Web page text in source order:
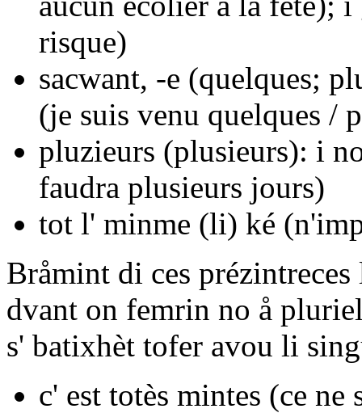
risque)
sacwant, -e (quelques;
(je suis venu quelques /
pluzieurs (plusieurs): i
faudra plusieurs jours)
tot l' minme (li) ké
Bråmint di ces
dvant on femrin no å
s' batixhèt tofer avou li
c' est totès mintes (ce ne